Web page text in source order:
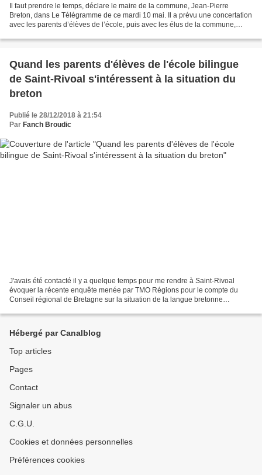
Il faut prendre le temps, déclare le maire de la commune, Jean-Pierre
Breton, dans Le Télégramme de ce mardi 10 mai. Il a prévu une concertation
avec les parents d’élèves de l’école, puis avec les élus de la commune,
Quand les parents d'élèves de l'école bilingue
de Saint-Rivoal s'intéressent à la situation du
breton
Publié le 28/12/2018 à 21:54
Par Fanch Broudic
J'avais été contacté il y a quelque temps pour me rendre à Saint-Rivoal
évoquer la récente enquête menée par TMO Régions pour le compte du
Conseil régional de Bretagne sur la situation de la langue bretonne
Hébergé par Canalblog
Top articles
Pages
Contact
Signaler un abus
C.G.U.
Cookies et données personnelles
Préférences cookies